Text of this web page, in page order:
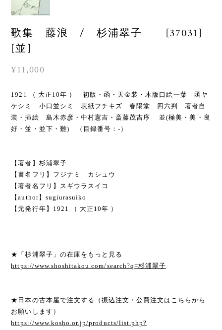
歌集 藤浪 / 杉浦翠子 [37031]
[並]
¥11,000
1921 （ 大正10年 ） 初版・函・天金装・木版口絵一葉 函ヤ
ケシミ 小口並シミ 表紙フチキズ 春陽堂 四六判 著者自
装・挿絵 島木赤彦・中村憲吉・斎藤茂吉序 並(極美・美・良
好・並・並下・難) （目録番号：-）
【著者】杉浦翠子
【書名フリ】フジナミ カシュウ
【著者名フリ】スギウラスイコ
【author】sugiurasuiko
【元発行年】1921 （ 大正10年 ）
★「杉浦翠子」の在庫をもっと見る
https://www.shoshitakou.com/search?q=杉浦翠子
★日本の古本屋で注文する（振込注文・公費注文はこちらから
お願いします）
https://www.kosho.or.jp/products/list.php?